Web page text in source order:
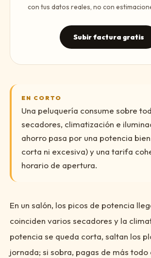
con tus datos reales, no con
Subir factura gratis
EN CORTO
Una peluquería consume sobre
secadores, climatización e
ahorro pasa por una potencia
corta ni excesiva) y una tarifa
horario de apertura.
En un salón, los picos de potencia
coinciden varios secadores y la
potencia se queda corta, saltan los
jornada; si sobra, pagas de más todo